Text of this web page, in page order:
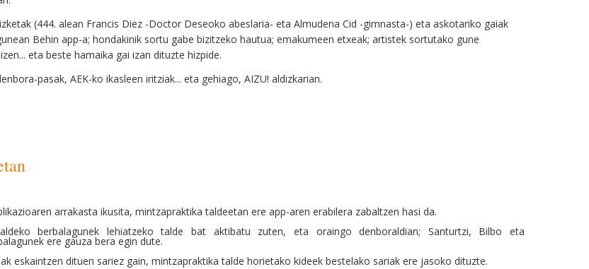
(444. alean Francis Diez -Doctor Deseoko abeslaria- eta Almudena Cid -gimnasta-) eta askotariko gaiak
Behin app-a; hondakinik sortu gabe bizitzeko hautua; emakumeen etxeak; artistek sortutako gune
eta beste hamaika gai izan dituzte hizpide.
pasak, AEK-ko ikasleen iritziak... eta gehiago, AIZU! aldizkarian.
arrakasta ikusita, mintzapraktika taldeetan ere app-aren erabilera zabaltzen hasi da.
berbalagunek lehiatzeko talde bat aktibatu zuten, eta oraingo denboraldian; Santurtzi, Bilbo eta
ere gauza bera egin dute.
eskaintzen dituen sariez gain, mintzapraktika talde horietako kideek bestelako sariak ere jasoko dituzte.